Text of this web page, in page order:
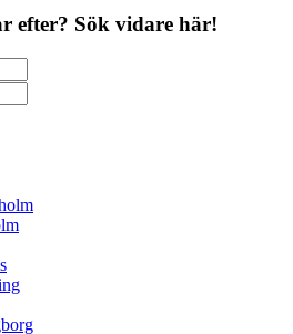
efter? Sök vidare här!